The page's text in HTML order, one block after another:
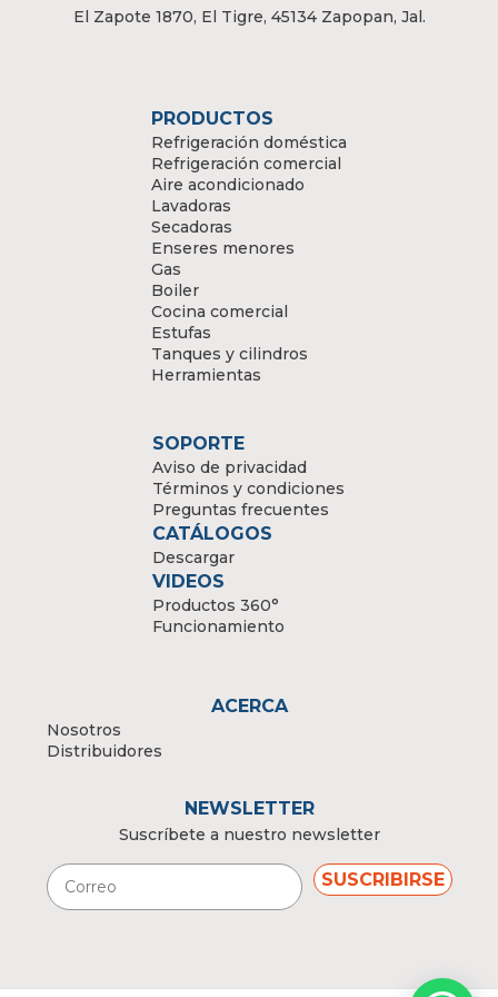
El Zapote 1870, El Tigre, 45134 Zapopan, Jal.
PRODUCTOS
Refrigeración doméstica
Refrigeración comercial
Aire acondicionado
Lavadoras
Secadoras
Enseres menores
Gas
Boiler
Cocina comercial
Estufas
Tanques y cilindros
Herramientas
SOPORTE
Aviso de privacidad
Términos y condiciones
Preguntas frecuentes
CATÁLOGOS
Descargar
VIDEOS
Productos 360°
Funcionamiento
ACERCA
Nosotros
Distribuidores
NEWSLETTER
Suscríbete a nuestro newsletter